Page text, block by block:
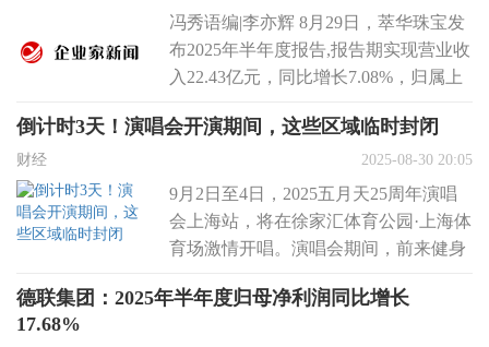
冯秀语编|李亦辉 8月29日，萃华珠宝发
布2025年半年度报告,报告期实现营业收
入22.43亿元，同比增长7.08%，归属上
倒计时3天！演唱会开演期间，这些区域临时封闭
财经 2025-08-30 20:05
9月2日至4日，2025五月天25周年演唱
会上海站，将在徐家汇体育公园·上海体
育场激情开唱。演唱会期间，前来健身
德联集团：2025年半年度归母净利润同比增长
17.68%